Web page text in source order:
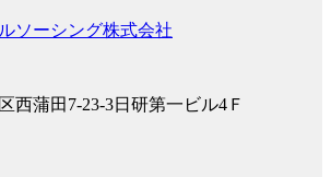
ソーシング株式会社
西蒲田7-23-3日研第一ビル4Ｆ